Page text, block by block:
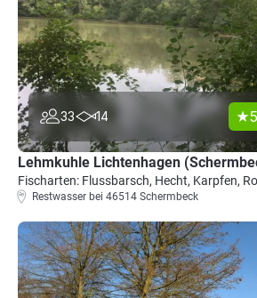
33 14
Lehmkuhle Lichtenhagen
Fischarten: Flussbarsch, Hecht, Karpfen,
Restwasser bei 46514 Schermbeck